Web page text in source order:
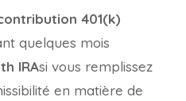
401(k)
quelques mois
IRAsi vous remplissez
en matière de